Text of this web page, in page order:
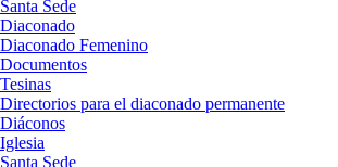
Santa Sede
Diaconado
Diaconado Femenino
Documentos
Tesinas
Directorios para el diaconado permanente
Diáconos
Iglesia
Santa Sede